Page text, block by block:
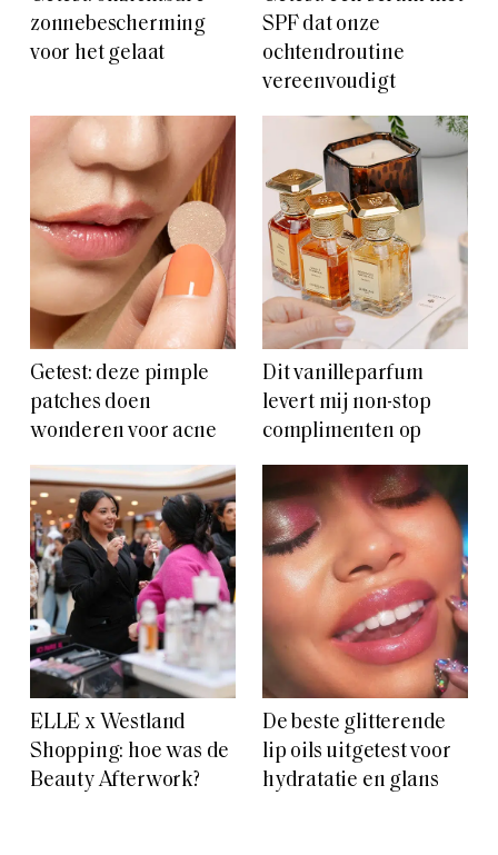
Getest: deze pimple
patches doen
wonderen voor acne
Dit vanilleparfum
levert mij non-stop
complimenten op
ELLE x Westland
Shopping: hoe was de
Beauty Afterwork?
De beste glitterende
lip oils uitgetest voor
hydratatie en glans
Voir plus